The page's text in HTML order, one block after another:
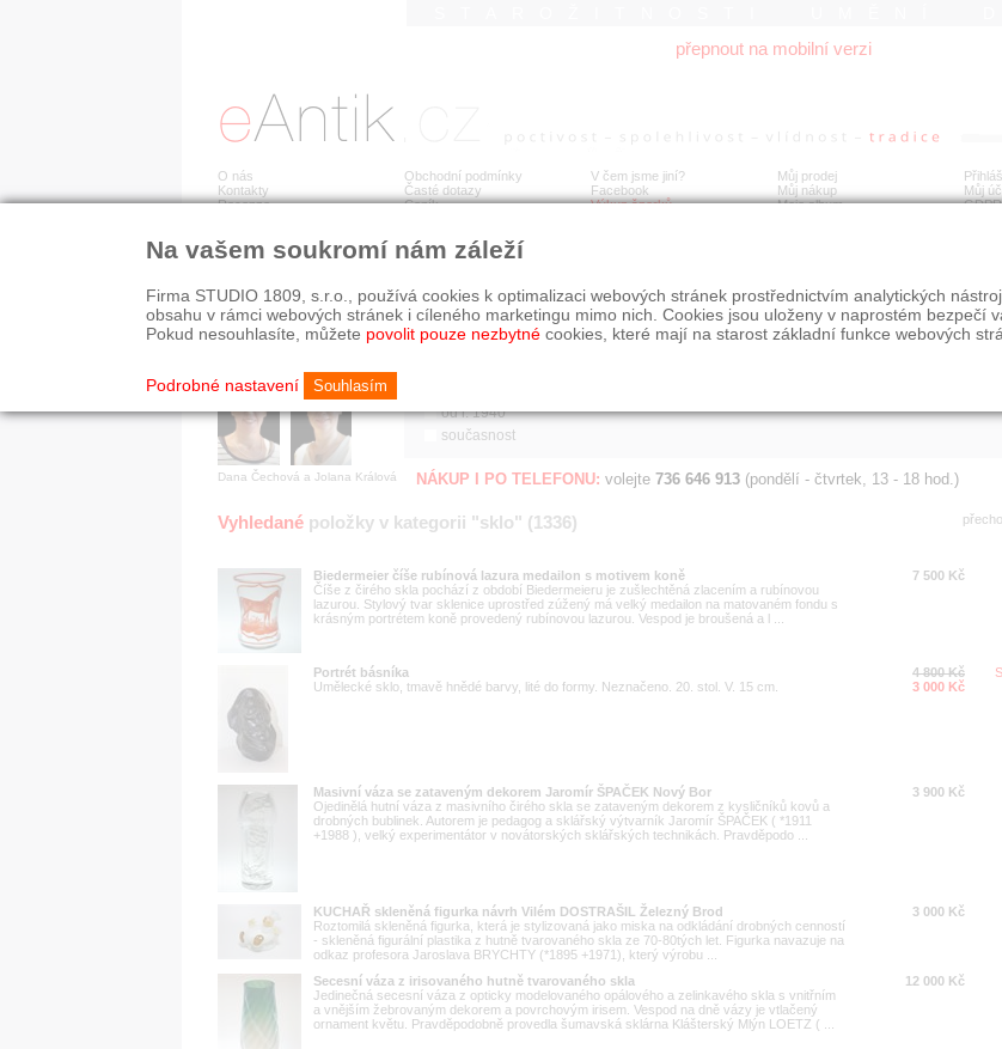
přepnout na mobilní verzi
O nás
Kontakty
Recenze
Obchodní podmínky
Časté dotazy
Ceník
V čem jsme jiní?
Facebook
Výkup šperků
Můj prodej
Můj nákup
Moje album
Můj
GDPR
Jsme prověřená firma
Zákazníci u nás oceňují:
■ odborné zázemí
■ bezpečné prostředí
Dana Čechová a Jolana Králová
RYCHLÉ HLEDÁNÍ
HISTORICKÉ OBDOBÍ
všechno
před r. 1800
od r. 1940
současnost
STÁŘÍ NABÍDKY
všechno
jen poslední den
ŘAZENÍ
nejnovější napřed
podle cen sestupně
NÁKUP I PO TELEFONU: volejte 736 646 913 (pondělí - čtvrtek, 13 - 18 hod.)
Vyhledané položky v kategorii "sklo" (1336)
Biedermeier číše rubínová lazura medailon s motivem koně
Číše z čirého skla pochází z období Biedermeieru je zušlechtěná zlacením a rubínovou
lazurou. Stylový tvar sklenice uprostřed zúžený má velký medailon na matovaném fondu s
krásným portrétem koně provedený rubínovou lazurou. Vespod je broušená a l ...
7 500 Kč
Portrét básníka
Umělecké sklo, tmavě hnědé barvy, lité do formy. Neznačeno. 20. stol. V. 15 cm.
4 800 Kč
3 000 Kč
Masivní váza se zataveným dekorem Jaromír ŠPAČEK Nový Bor
Ojedinělá hutní váza z masivního čirého skla se zataveným dekorem z kysličníků kovů a
drobných bublinek. Autorem je pedagog a sklářský výtvarník Jaromír ŠPAČEK ( *1911
+1988 ), velký experimentátor v novátorských sklářských technikách. Pravděpodo ...
3 900 Kč
KUCHAŘ skleněná figurka návrh Vilém DOSTRAŠIL Železný Brod
Roztomilá skleněná figurka, která je stylizovaná jako miska na odkládání drobných cenností
- skleněná figurální plastika z hutně tvarovaného skla ze 70-80tých let. Figurka navazuje na
odkaz profesora Jaroslava BRYCHTY (*1895 +1971), který výrobu ...
3 000 Kč
Secesní váza z irisovaného hutně tvarovaného skla
Jedinečná secesní váza z opticky modelovaného opálového a zelinkavého skla s vnitřním
a vnějším žebrovaným dekorem a povrchovým irisem. Vespod na dně vázy je vtlačený
ornament květu. Pravděpodobně provedla šumavská sklárna Klášterský Mlýn LOETZ ( ...
12 000 Kč
Na vašem soukromí nám záleží
Firma STUDIO 1809, s.r.o., používá cookies k optimalizaci webových stránek prostřednictvím analytických
obsahu v rámci webových stránek i cíleného marketingu mimo nich. Cookies jsou uloženy v naprostém bezpečí
Pokud nesouhlasíte, můžete povolit pouze nezbytné cookies, které mají na starost základní funkce webových
Podrobné nastavení Souhlasím